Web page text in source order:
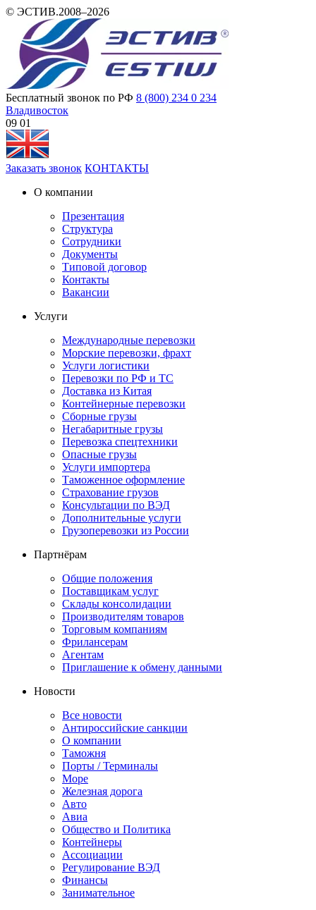
© ЭСТИВ.2008–2026
Бесплатный звонок по РФ 8 (800) 234 0 234
Владивосток
09 01
Заказать звонок КОНТАКТЫ
О компании
Презентация
Структура
Сотрудники
Документы
Типовой договор
Контакты
Вакансии
Услуги
Международные перевозки
Морские перевозки, фрахт
Услуги логистики
Перевозки по РФ и ТС
Доставка из Китая
Контейнерные перевозки
Сборные грузы
Негабаритные грузы
Перевозка спецтехники
Опасные грузы
Услуги импортера
Таможенное оформление
Страхование грузов
Консультации по ВЭД
Дополнительные услуги
Грузоперевозки из России
Партнёрам
Общие положения
Поставщикам услуг
Склады консолидации
Производителям товаров
Торговым компаниям
Фрилансерам
Агентам
Приглашение к обмену данными
Новости
Все новости
Антироссийские санкции
О компании
Таможня
Порты / Терминалы
Море
Железная дорога
Авто
Авиа
Общество и Политика
Контейнеры
Ассоциации
Регулирование ВЭД
Финансы
Занимательное